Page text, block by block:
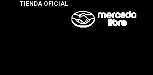
TIENDA OFICIAL